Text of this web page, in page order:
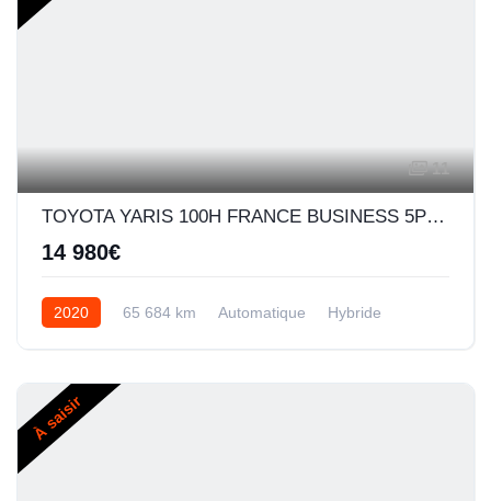
11
TOYOTA YARIS 100H FRANCE BUSINESS 5P MY19
14 980€
2020 65 684 km Automatique Hybride
À saisir